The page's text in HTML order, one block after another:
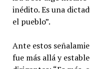
inédito. Es una
el pueblo”.
Ante estos
fue más allá y